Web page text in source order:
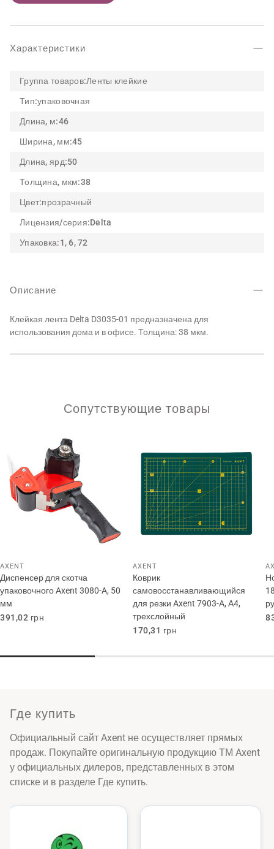
Характеристики
Группа товаров:Ленты клейкие
Тип:упаковочная
Длина, м:46
Ширина, мм:45
Длина, ярд:50
Толщина, мкм:38
Цвет:прозрачный
Лицензия/серия:Delta
Упаковка:1, 6, 72
Описание
Клейкая лента Delta D3035-01 предназначена для
использования дома и в офисе. Толщина: 38 мкм.
Сопутствующие товары
AXENT
Диспенсер для скотча
упаковочного Axent 3080-A, 50
мм
Обычная
391,02 грн
AXENT
Коврик
самовосстанавливающийся
для резки Axent 7903-A, А4,
трехслойный
Обычная
170,31 грн
Где купить
Официальный сайт Axent не осуществляет прямых
продаж. Покупайте оригинальную продукцию ТМ Axent
у официальных дилеров, представленных в этом
списке и в разделе Где купить.